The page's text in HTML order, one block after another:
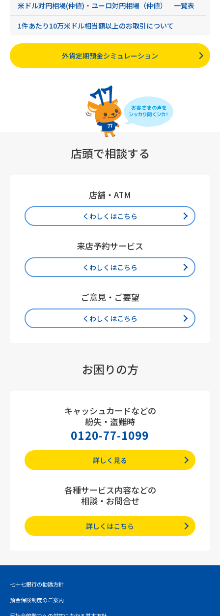
米ドル対円相場(仲値)・ユーロ対円相場（仲値） 一覧表
1件あたり10万米ドル相当額以上のお取引について
外貨定期預金シミュレーション
店頭で相談する
店舗・ATM
くわしくはこちら
来店予約サービス
くわしくはこちら
ご意見・ご要望
くわしくはこちら
お困りの方
キャッシュカードなどの
紛失・盗難時
0120-77-1099
詳しく見る
各種サービス内容などの
相談・お問合せ
詳しくはこちら
七十七銀行の勧誘方針
預金保険制度のご案内